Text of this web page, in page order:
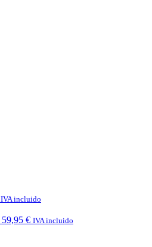
IVA incluido
59,95 € IVA incluido